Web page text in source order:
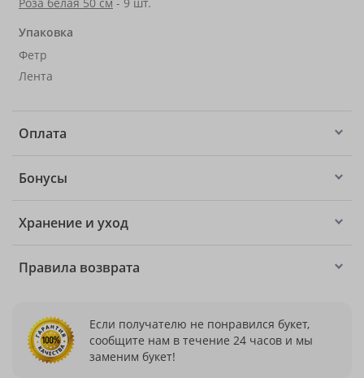
Роза белая 50 см - 9 шт.
Упаковка
Фетр
Лента
Оплата
Бонусы
Хранение и уход
Правила возврата
Если получателю не понравился букет,
сообщите нам в течение 24 часов и мы
заменим букет!